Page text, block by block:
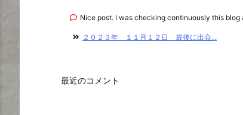
Nice post. I was checking continuously this blog
２０２３年 １１月１２日 最後に出会...
最近のコメント